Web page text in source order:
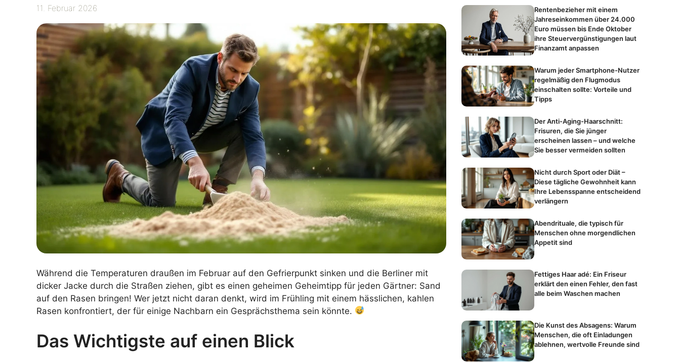
11. Februar 2026
Während die Temperaturen draußen im Februar auf den Gefrierpunkt sinken und die Berliner mit
dicker Jacke durch die Straßen ziehen, gibt es einen geheimen Geheimtipp für jeden Gärtner: Sand
auf den Rasen bringen! Wer jetzt nicht daran denkt, wird im Frühling mit einem hässlichen, kahlen
Rasen konfrontiert, der für einige Nachbarn ein Gesprächsthema sein könnte.
Das Wichtigste auf einen Blick
Rentenbezieher mit einem
Jahreseinkommen über 24.000
Euro müssen bis Ende Oktober
ihre Steuervergünstigungen laut
Finanzamt anpassen
Warum jeder Smartphone-Nutzer
regelmäßig den Flugmodus
einschalten sollte: Vorteile und
Tipps
Der Anti-Aging-Haarschnitt:
Frisuren, die Sie jünger
erscheinen lassen – und welche
Sie besser vermeiden sollten
Nicht durch Sport oder Diät –
Diese tägliche Gewohnheit kann
Ihre Lebensspanne entscheidend
verlängern
Abendrituale, die typisch für
Menschen ohne morgendlichen
Appetit sind
Fettiges Haar adé: Ein Friseur
erklärt den einen Fehler, den fast
alle beim Waschen machen
Die Kunst des Absagens: Warum
Menschen, die oft Einladungen
ablehnen, wertvolle Freunde sind